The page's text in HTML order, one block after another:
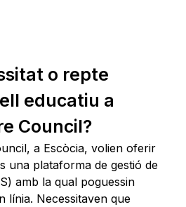
o repte
educatiu a
Council?
a Escòcia, volien oferir
una plataforma de gestió de
amb la qual poguessin
línia. Necessitaven que